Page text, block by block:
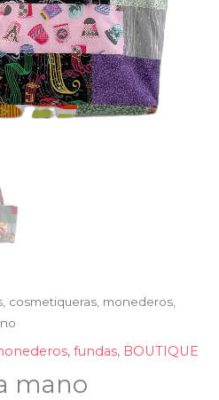
cosmetiqueras, monederos,
fundas, BOUTIQUE
mano